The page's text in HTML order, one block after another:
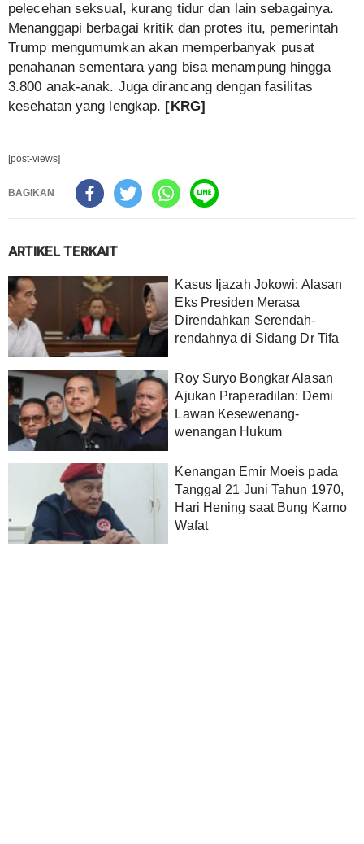
pelecehan seksual, kurang tidur dan lain sebagainya.
Menanggapi berbagai kritik dan protes itu, pemerintah
Trump mengumumkan akan memperbanyak pusat
penahanan sementara yang bisa menampung hingga
3.800 anak-anak. Juga dirancang dengan fasilitas
kesehatan yang lengkap. [KRG]
[post-views]
BAGIKAN
ARTIKEL TERKAIT
Kasus Ijazah Jokowi: Alasan
Eks Presiden Merasa
Direndahkan Serendah-
rendahnya di Sidang Dr Tifa
Roy Suryo Bongkar Alasan
Ajukan Praperadilan: Demi
Lawan Kesewenang-
wenangan Hukum
Kenangan Emir Moeis pada
Tanggal 21 Juni Tahun 1970,
Hari Hening saat Bung Karno
Wafat